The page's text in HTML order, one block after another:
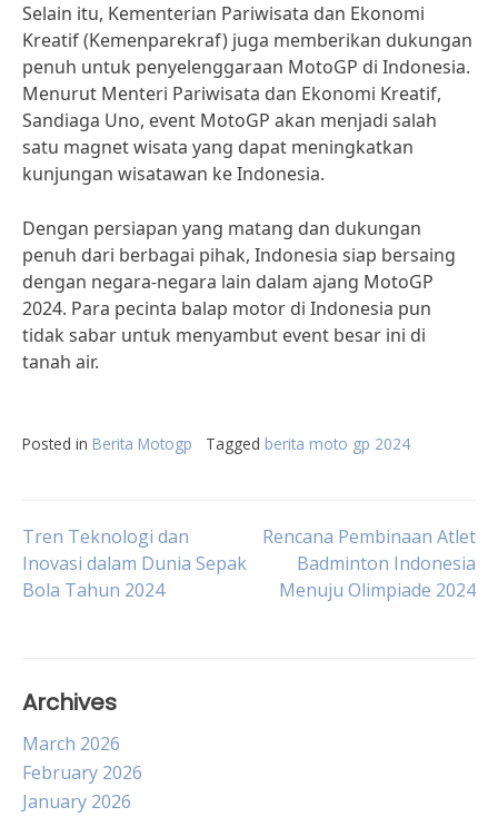
Selain itu, Kementerian Pariwisata dan Ekonomi
Kreatif (Kemenparekraf) juga memberikan dukungan
penuh untuk penyelenggaraan MotoGP di Indonesia.
Menurut Menteri Pariwisata dan Ekonomi Kreatif,
Sandiaga Uno, event MotoGP akan menjadi salah
satu magnet wisata yang dapat meningkatkan
kunjungan wisatawan ke Indonesia.
Dengan persiapan yang matang dan dukungan
penuh dari berbagai pihak, Indonesia siap bersaing
dengan negara-negara lain dalam ajang MotoGP
2024. Para pecinta balap motor di Indonesia pun
tidak sabar untuk menyambut event besar ini di
tanah air.
Posted in Berita Motogp Tagged berita moto gp 2024
Post
navigation
Tren Teknologi dan
Inovasi dalam Dunia Sepak
Bola Tahun 2024
Rencana Pembinaan Atlet
Badminton Indonesia
Menuju Olimpiade 2024
Archives
March 2026
February 2026
January 2026